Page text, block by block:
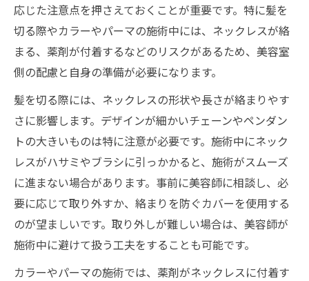
応じた注意点を押さえておくことが重要です。特に髪を
切る際やカラーやパーマの施術中には、ネックレスが絡
まる、薬剤が付着するなどのリスクがあるため、美容室
側の配慮と自身の準備が必要になります。
髪を切る際には、ネックレスの形状や長さが絡まりやす
さに影響します。デザインが細かいチェーンやペンダン
トの大きいものは特に注意が必要です。施術中にネック
レスがハサミやブラシに引っかかると、施術がスムーズ
に進まない場合があります。事前に美容師に相談し、必
要に応じて取り外すか、絡まりを防ぐカバーを使用する
のが望ましいです。取り外しが難しい場合は、美容師が
施術中に避けて扱う工夫をすることも可能です。
カラーやパーマの施術では、薬剤がネックレスに付着す